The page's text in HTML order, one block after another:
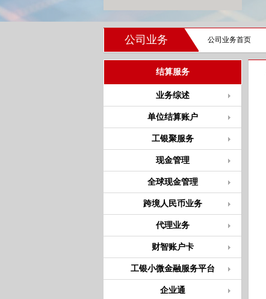
公司业务 公司业务首页
结算服务
业务综述
单位结算账户
工银聚服务
现金管理
全球现金管理
跨境人民币业务
代理业务
财智账户卡
工银小微金融服务平台
企业通